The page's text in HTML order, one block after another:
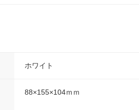
ホワイト
88×155×104ｍｍ